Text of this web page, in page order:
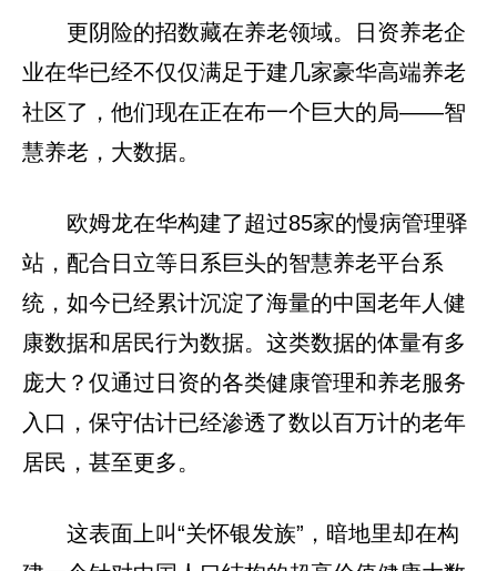
更阴险的招数藏在养老领域。日资养老企
业在华已经不仅仅满足于建几家豪华高端养老
社区了，他们现在正在布一个巨大的局——智
慧养老，大数据。
欧姆龙在华构建了超过85家的慢病管理驿
站，配合日立等日系巨头的智慧养老平台系
统，如今已经累计沉淀了海量的中国老年人健
康数据和居民行为数据。这类数据的体量有多
庞大？仅通过日资的各类健康管理和养老服务
入口，保守估计已经渗透了数以百万计的老年
居民，甚至更多。
这表面上叫“关怀银发族”，暗地里却在构